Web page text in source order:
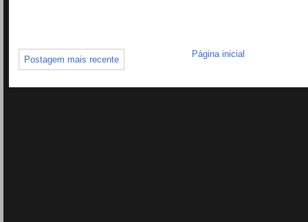
Postagem mais recente
Página inicial